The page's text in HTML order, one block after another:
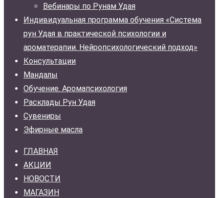
Вебинары по Рунам Удая
Индивидуальная программа обучения «Система
рун Удая в практической психологии и
ароматерапии. Нейропсихологический подход»
Консультации
Мандалы
Обучение. Аромапсихология
Расклады Рун Удая
Сувениры
Эфирные масла
ГЛАВНАЯ
АКЦИИ
НОВОСТИ
МАГАЗИН